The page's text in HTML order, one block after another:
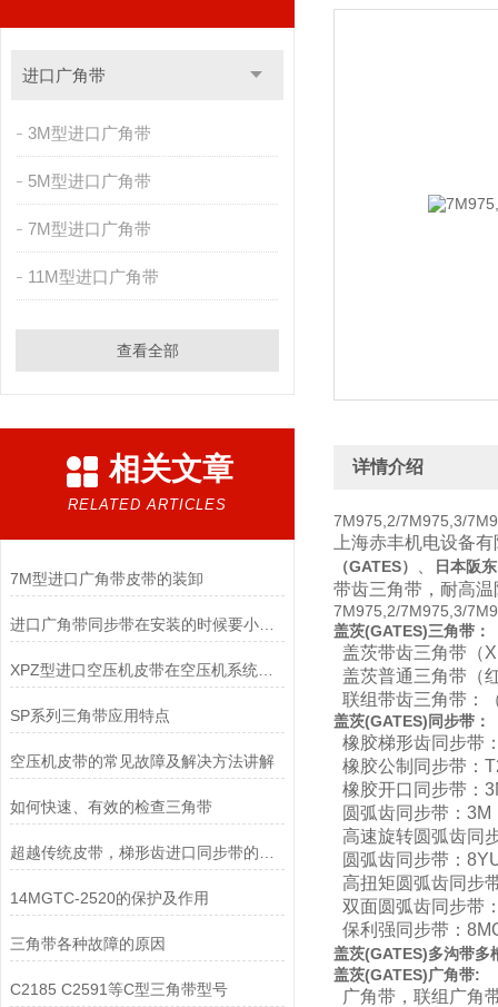
进口广角带
3M型进口广角带
5M型进口广角带
7M型进口广角带
11M型进口广角带
查看全部
相关文章
RELATED ARTICLES
7M型进口广角带皮带的装卸
进口广角带同步带在安装的时候要小心的几个方面
XPZ型进口空压机皮带在空压机系统中发挥着重要的作用
SP系列三角带应用特点
空压机皮带的常见故障及解决方法讲解
如何快速、有效的检查三角带
14MGTC-2520的保护及作用
三角带各种故障的原因
C2185 C2591等C型三角带型号
详情介绍
7M975,2/7M975,3/
上海赤丰机电设备
（GATES） 日本阪
带齿三角带，耐高
7M975,2/7M975,3/
盖茨(GATES)三角带：
盖茨带齿三角带（
盖茨普通三角带（
联组带齿三角带：
盖茨(GATES)同步带：
橡胶梯形齿同步带
橡胶公制同步带：
橡胶开口同步带：
圆弧齿同步带：
高速旋转圆弧齿同
圆弧齿同步带：
高扭矩圆弧齿同步
双面圆弧齿同步带
保利强同步带：
盖茨(GATES)多沟带多
盖茨(GATES)广角带:
广角带，联组广角